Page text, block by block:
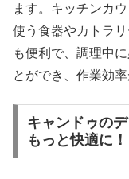
ます。キッチンカ
使う食器やカトラ
も便利で、調理中
とができ、作業効率
キャンドゥの
もっと快適に！